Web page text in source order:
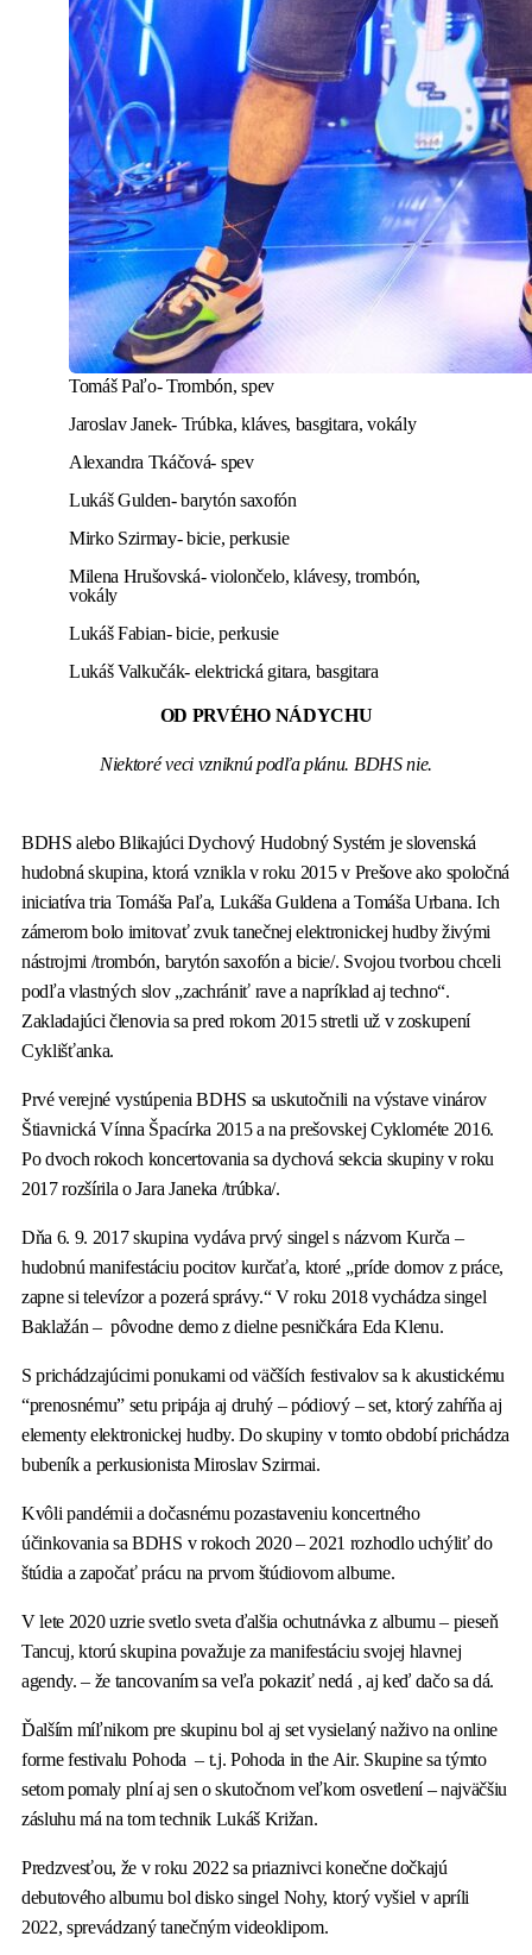
Tomáš Paľo- Trombón, spev
Jaroslav Janek- Trúbka, kláves, basgitara, vokály
Alexandra Tkáčová- spev
Lukáš Gulden- barytón saxofón
Mirko Szirmay- bicie, perkusie
Milena Hrušovská- violončelo, klávesy, trombón,
vokály
Lukáš Fabian- bicie, perkusie
Lukáš Valkučák- elektrická gitara, basgitara
OD PRVÉHO NÁDYCHU
Niektoré veci vzniknú podľa plánu. BDHS nie.
BDHS alebo Blikajúci Dychový Hudobný Systém je slovenská
hudobná skupina, ktorá vznikla v roku 2015 v Prešove ako spoločná
iniciatíva tria Tomáša Paľa, Lukáša Guldena a Tomáša Urbana. Ich
zámerom bolo imitovať zvuk tanečnej elektronickej hudby živými
nástrojmi /trombón, barytón saxofón a bicie/. Svojou tvorbou chceli
podľa vlastných slov „zachrániť rave a napríklad aj techno“.
Zakladajúci členovia sa pred rokom 2015 stretli už v zoskupení
Cyklišťanka.
Prvé verejné vystúpenia BDHS sa uskutočnili na výstave vinárov
Štiavnická Vínna Špacírka 2015 a na prešovskej Cyklométe 2016.
Po dvoch rokoch koncertovania sa dychová sekcia skupiny v roku
2017 rozšírila o Jara Janeka /trúbka/.
Dňa 6. 9. 2017 skupina vydáva prvý singel s názvom Kurča –
hudobnú manifestáciu pocitov kurčaťa, ktoré „príde domov z práce,
zapne si televízor a pozerá správy.“ V roku 2018 vychádza singel
Baklažán – pôvodne demo z dielne pesničkára Eda Klenu.
S prichádzajúcimi ponukami od väčších festivalov sa k akustickému
“prenosnému” setu pripája aj druhý – pódiový – set, ktorý zahŕňa aj
elementy elektronickej hudby. Do skupiny v tomto období prichádza
bubeník a perkusionista Miroslav Szirmai.
Kvôli pandémii a dočasnému pozastaveniu koncertného
účinkovania sa BDHS v rokoch 2020 – 2021 rozhodlo uchýliť do
štúdia a započať prácu na prvom štúdiovom albume.
V lete 2020 uzrie svetlo sveta ďalšia ochutnávka z albumu – pieseň
Tancuj, ktorú skupina považuje za manifestáciu svojej hlavnej
agendy. – že tancovaním sa veľa pokaziť nedá , aj keď dačo sa dá.
Ďalším míľnikom pre skupinu bol aj set vysielaný naživo na online
forme festivalu Pohoda – t.j. Pohoda in the Air. Skupine sa týmto
setom pomaly plní aj sen o skutočnom veľkom osvetlení – najväčšiu
zásluhu má na tom technik Lukáš Križan.
Predzvesťou, že v roku 2022 sa priaznivci konečne dočkajú
debutového albumu bol disko singel Nohy, ktorý vyšiel v apríli
2022, sprevádzaný tanečným videoklipom.